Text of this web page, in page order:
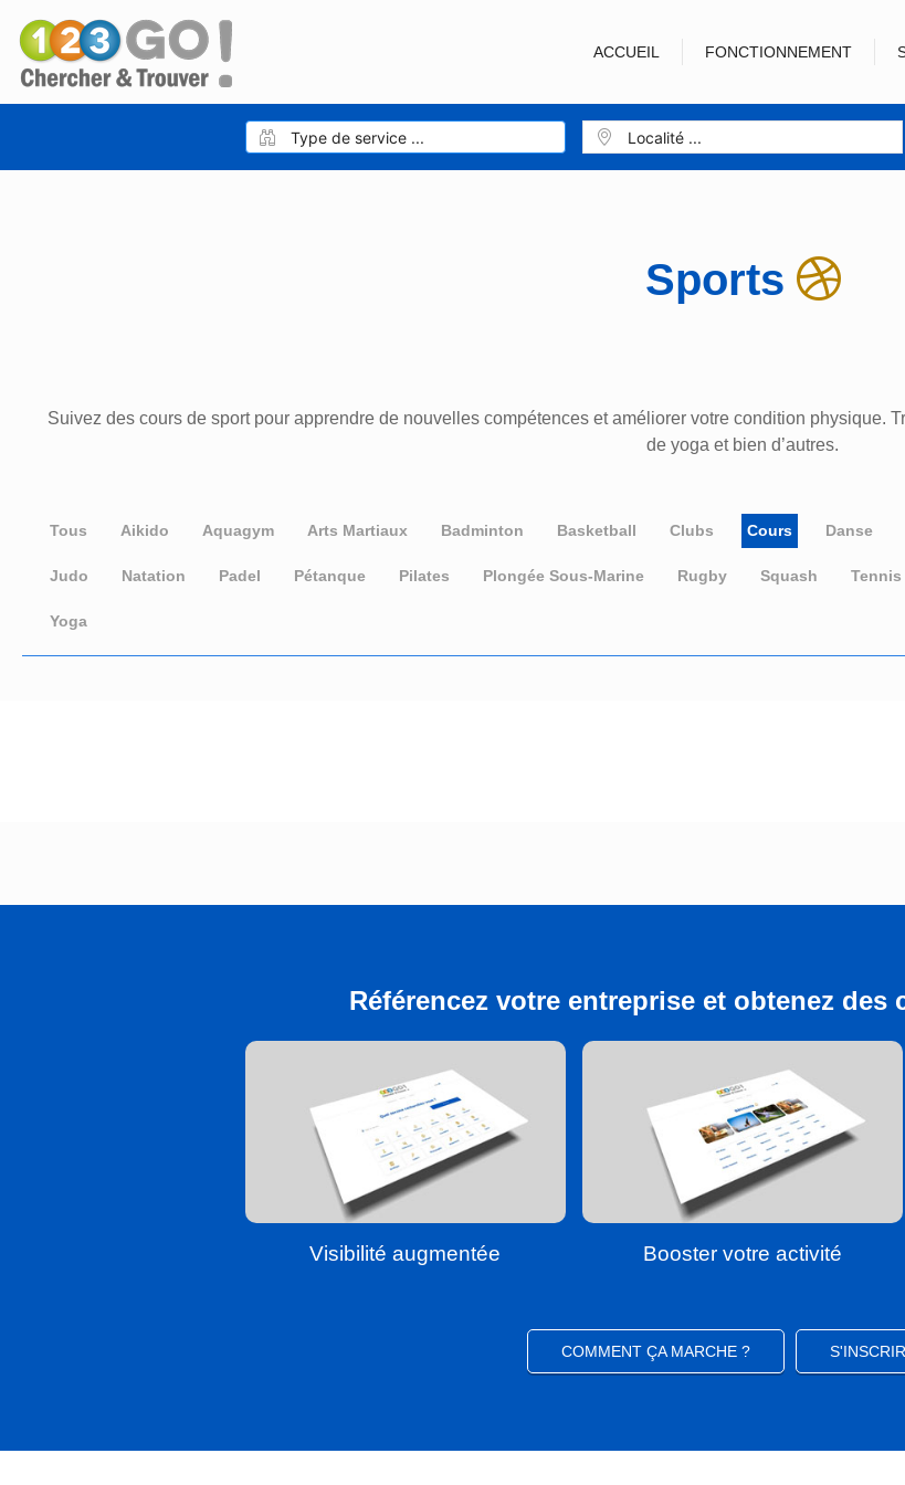
ACCUEIL FONCTIONNEMENT
Sports
Suivez des cours de sport pour apprendre de nouvelles compétences et améliorer votre condition physique.
de yoga et bien d’autres.
Tous Aikido Aquagym Arts Martiaux Badminton Basketball Clubs Cours Danse
Judo Natation Padel Pétanque Pilates Plongée Sous-Marine Rugby Squash Tennis
Yoga
Référencez votre entreprise et obtenez des
Visibilité augmentée Booster votre activité
COMMENT ÇA MARCHE ?